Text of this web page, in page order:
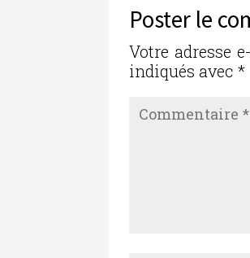
o
o
k
n
Poster le
Votre adresse
indiqués avec*